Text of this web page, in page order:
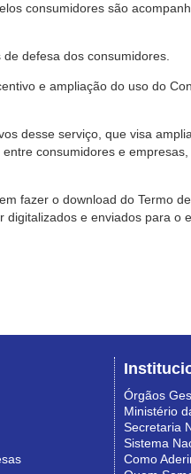
consumidores são
defesa dos consumidores.
e ampliação do uso do
desse serviço, que visa
consumidores e
fazer o download do Termo
digitalizados e enviados para o
Órgãos
Ministério
Secretaria
Sistema
Como